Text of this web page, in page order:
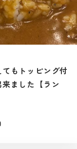
もトッピング付
ました【ラン